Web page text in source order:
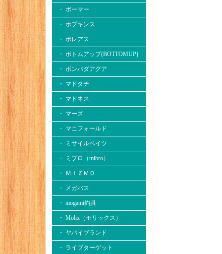
・ ボーマー
・ ホプキンス
・ ボレアス
・ ボトムアップ(BOTTOMUP)
・ ボンバダアグア
・ マドタチ
・ マドネス
・ マーズ
・ マニフォールド
・ ミサイルベイツ
・ ミブロ（mibro）
・ ＭＩＺＭＯ
・ メガバス
・ mogami釣具
・ Molix（モリックス）
・ ヤバイブランド
・ ライブターゲット